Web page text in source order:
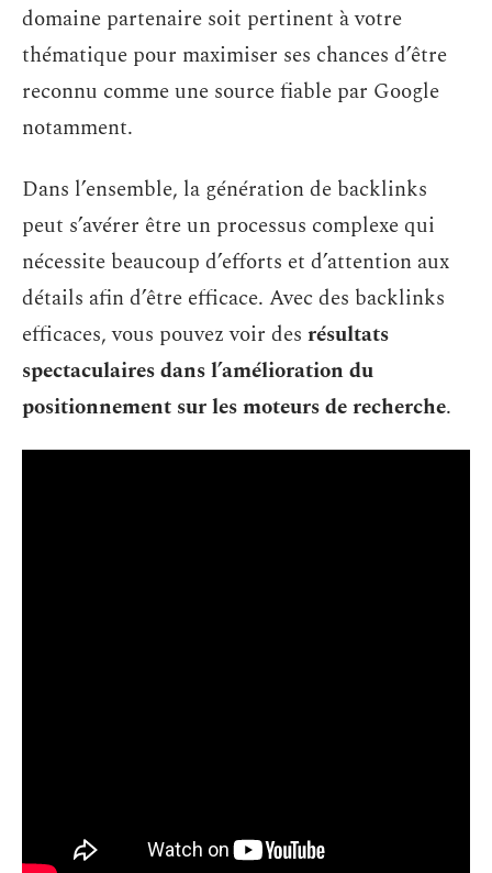
domaine partenaire soit pertinent à votre
thématique pour maximiser ses chances d’être
reconnu comme une source fiable par Google
notamment.
Dans l’ensemble, la génération de backlinks
peut s’avérer être un processus complexe qui
nécessite beaucoup d’efforts et d’attention aux
détails afin d’être efficace. Avec des backlinks
efficaces, vous pouvez voir des résultats
spectaculaires dans l’amélioration du
positionnement sur les moteurs de recherche.